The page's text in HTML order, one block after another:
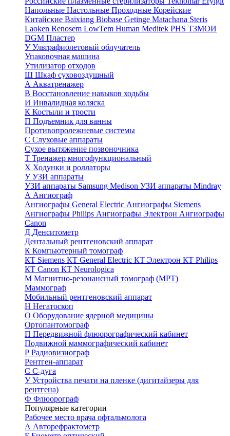
Напольные Настольные Проходные Корейские
Китайские Baixiang Biobase Getinge Matachana Steris
Laoken Renosem LowTem Human Meditek PHS ТЗМОИ
DGM Пластер
УУльтрафиолетовый облучатель
Упаковочная машина
Утилизатор отходов
Ш Шкаф суховоздушный
А Акватренажер
В Восстановление навыков ходьбы
И Инвалидная коляска
К Костыли и трости
П Подъемник для ванны
Противопролежневые системы
С Слуховые аппараты
Сухое вытяжение позвоночника
Т Тренажер многофункциональный
Х Ходунки и роллаторы
УУЗИ аппараты
УЗИ аппараты Samsung Medison УЗИ аппараты Mindray
А Ангиограф
Ангиографы General Electric Ангиографы Siemens
Ангиографы Philips Ангиографы Электрон Ангиографы
Canon
Д Денситометр
Дентальный рентгеновский аппарат
К Компьютерный томограф
КТ Siemens КТ General Electric КТ Электрон КТ Philips
КТ Canon КТ Neurologica
М Магнитно-резонансный томограф (МРТ)
Маммограф
Мобильный рентгеновский аппарат
Н Негатоскоп
О Оборудование ядерной медицины
Ортопантомограф
П Передвижной флюорографический кабинет
Подвижной маммографический кабинет
Р Радиовизиограф
Рентген-аппарат
С С-дуга
УУстройства печати на пленке (дигитайзеры для
рентгена)
Ф Флюорограф
Популярные категории
Рабочее место врача офтальмолога
А Авторефрактометр